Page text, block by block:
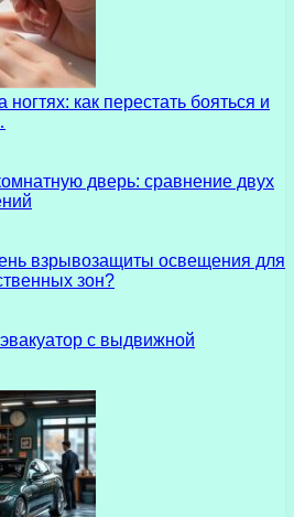
ногтях: как перестать бояться и
дверь: сравнение двух
взрывозащиты освещения для
зон?
с выдвижной